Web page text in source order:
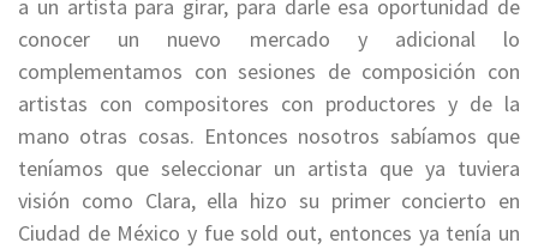
a un artista para girar, para darle esa oportunidad de
conocer un nuevo mercado y adicional lo
complementamos con sesiones de composición con
artistas con compositores con productores y de la
mano otras cosas. Entonces nosotros sabíamos que
teníamos que seleccionar un artista que ya tuviera
visión como Clara, ella hizo su primer concierto en
Ciudad de México y fue sold out, entonces ya tenía un